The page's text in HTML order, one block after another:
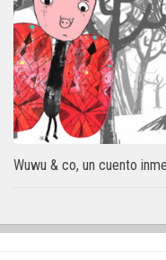
Wuwu & co, un cuento